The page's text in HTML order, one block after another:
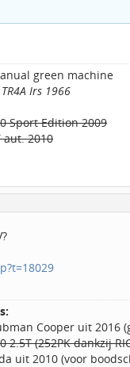
green machine
Irs 1966
Sport Edition 2009
aut. 2010
Cooper uit 2016
2.5T (252PK dankzij
uit 2010 (voor